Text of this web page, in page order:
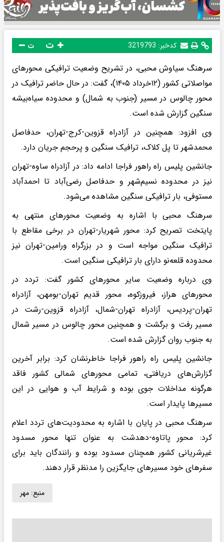
کدخبر: 3219793 ت
سرهنگ سیاوش محبی، در تشریح وضعیت ترافیکی محورهای
مواصلاتی کشور (۱۲خرداد ۱۴۰۵)، گفت: در حال حاضر ترافیک در
محور چالوس در مسیر (جنوب به شمال) و محدوده سیاه‌بیشه
سنگین گزارش شده است.
وی افزود: همچنین در آزادراه قزوین-کرج-تهران، حدفاصل
محمدشهر تا پل کلاک، ترافیک سنگین و پرحجم جریان دارد.
جانشین پلیس راه راهور فراجا ادامه داد: در آزادراه ساوه-تهران
نیز در محدوده نسیم‌شهر و حدفاصل رضی‌آباد تا احمدآباد
مستوفی، بار ترافیکی سنگین مشاهده می‌شود.
سرهنگ محبی با اشاره به وضعیت محورهای منتهی به
پایتخت تصریح کرد: محور شهریار-تهران در برخی مقاطع با
ترافیک سنگین مواجه است و در بزرگراه ورامین-تهران نیز
محدوده قلعه‌نو دارای بار ترافیکی سنگین است.
وی درباره وضعیت سایر محورهای کشور گفت: تردد در
محورهای هراز، فیروزکوه، محور قدیم تهران-بومهن، آزادراه
تهران-پردیس، آزادراه تهران-شمال، آزادراه قزوین-رشت در
مسیر رفت و برگشت و همچنین محور چالوس در مسیر شمال
به جنوب روان گزارش شده است.
جانشین پلیس راه راهور فراجا خاطرنشان کرد: برابر آخرین
گزارش‌های دریافتی، تمامی محورهای شمالی کشور فاقد
هرگونه مداخلات جوی بوده و شرایط آب و هوایی در این
مسیرها پایدار است.
سرهنگ محبی در پایان با اشاره به محدودیت‌های تردد اعلام
کرد: محور پاتاوه-دهدشت به عنوان تنها محور مسدود
غیرشریانی کشور همچنان مسدود بوده و رانندگان باید برای
سفرهای خود مسیرهای جایگزین را مدنظر قرار دهند.
منبع: مهر